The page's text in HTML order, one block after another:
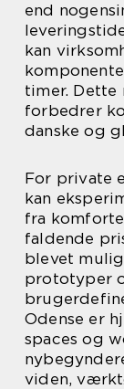
end
kan
timer. Dette
forbedrer
danske og
For private
kan
fra
faldende
blevet
prototyper
Odense er
spaces og
viden,